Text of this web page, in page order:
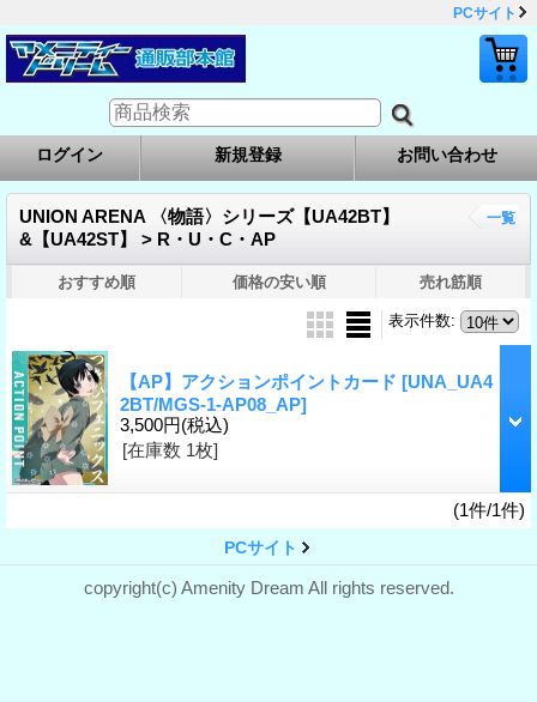
PCサイト
ログイン 新規登録 お問い合わせ
UNION ARENA 〈物語〉シリーズ【UA42BT】
&【UA42ST】 > R・U・C・AP
一覧
おすすめ順 価格の安い順 売れ筋順
表示件数:
【AP】アクションポイントカード [UNA_UA4
2BT/MGS-1-AP08_AP]
3,500円(税込)
[在庫数 1枚]
(1件/1件)
PCサイト
copyright(c) Amenity Dream All rights reserved.